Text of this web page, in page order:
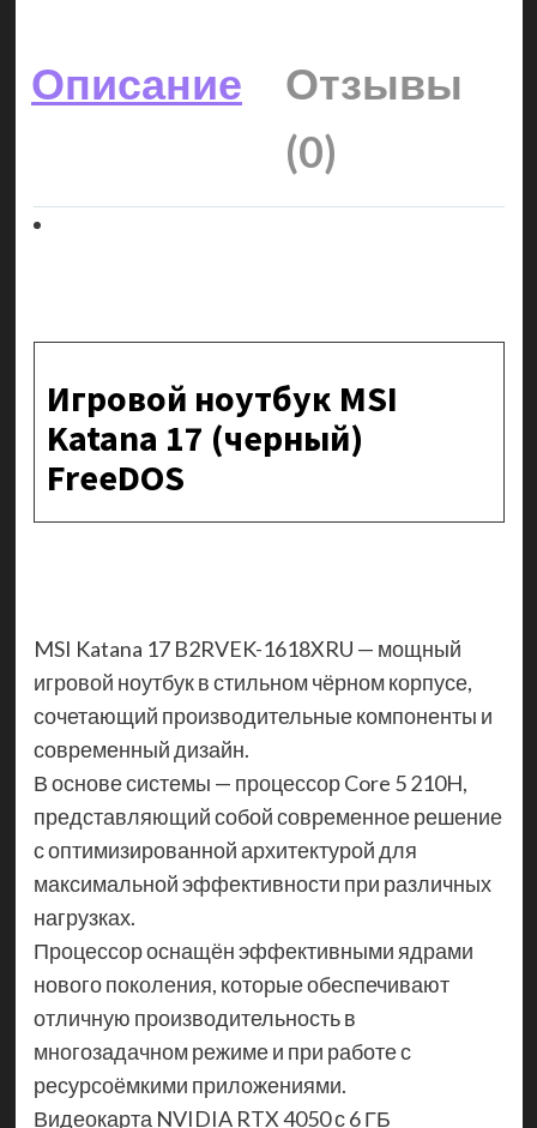
Описание
Отзывы
(0)
Игровой ноутбук MSI
Katana 17 (черный)
FreeDOS
MSI Katana 17 B2RVEK-1618XRU — мощный
игровой ноутбук в стильном чёрном корпусе,
сочетающий производительные компоненты и
современный дизайн.
В основе системы — процессор Core 5 210H,
представляющий собой современное решение
с оптимизированной архитектурой для
максимальной эффективности при различных
нагрузках.
Процессор оснащён эффективными ядрами
нового поколения, которые обеспечивают
отличную производительность в
многозадачном режиме и при работе с
ресурсоёмкими приложениями.
Видеокарта NVIDIA RTX 4050 с 6 ГБ